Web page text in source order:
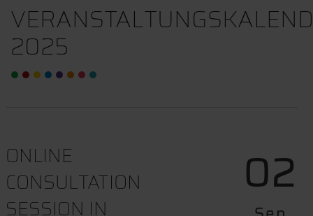
2025
ONLINE
CONSULTATION
SESSION IN
02